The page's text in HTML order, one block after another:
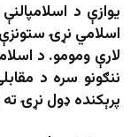
یوازې د
اسلامي نړۍ
لارې ومومو. د
ننګونو سره د
پرېکنده ډول نړۍ